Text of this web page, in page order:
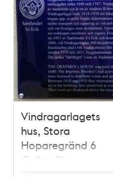
Vindragarlagets
hus, Stora
Hoparegränd 6
(Pollux 11)